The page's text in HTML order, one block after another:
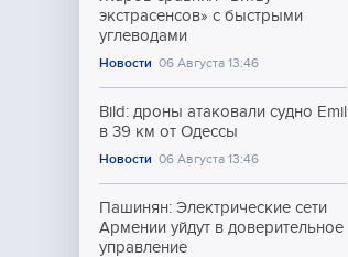
экстрасенсов» с быстрыми
углеводами
Новости 06 Августа 13:46
Bild: дроны атаковали судно Emil
в 39 км от Одессы
Новости 06 Августа 13:46
Пашинян: Электрические сети
Армении уйдут в доверительное
управление